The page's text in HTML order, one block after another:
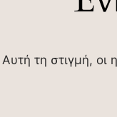
Αυτή τη στιγμή, οι